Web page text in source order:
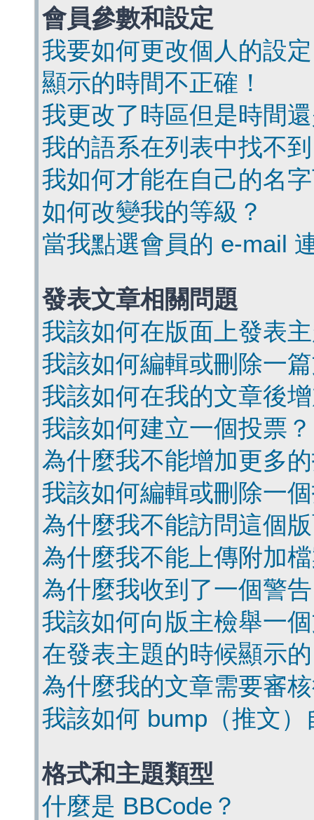
會員參數和設定
我要如何更改個人的設
顯示的時間不正確！
我更改了時區但是時間
我的語系在列表中找不
我如何才能在自己的名
如何改變我的等級？
當我點選會員的 e-mail
發表文章相關問題
我該如何在版面上發表
我該如何編輯或刪除一
我該如何在我的文章後
我該如何建立一個投票？
為什麼我不能增加更多
我該如何編輯或刪除一
為什麼我不能訪問這個
為什麼我不能上傳附加
為什麼我收到了一個警
我該如何向版主檢舉一
在發表主題的時候顯示
為什麼我的文章需要審
我該如何 bump（推文
格式和主題類型
什麼是 BBCode？